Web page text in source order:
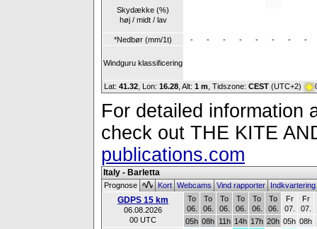
Skydække (%)
høj / midt / lav
*Nedbør (mm/1t) - - - - - - - -
Windguru klassificering
Lat: 41.32 , Lon: 16.28 Alt: 1 m , Tidszone: CEST (UTC+2)
For detailed information
check out THE KITE
publications.com
Italy - Barletta
Prognose KortWebcamsVind rapporterIndkvartering
GDPS 15 km
06.08.2026
00 UTC
To
06.
To
06.
To
06.
To
06.
To
06.
To
06.
Fr
07.
Fr
07.
05h 08h 11h 14h 17h 20h 05h 08h